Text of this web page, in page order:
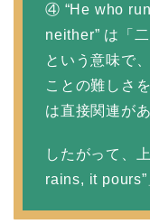
④ “He who
neither” は「
という意味で
ことの難しさ
は直接関連が
したがって、
rains, it pours”